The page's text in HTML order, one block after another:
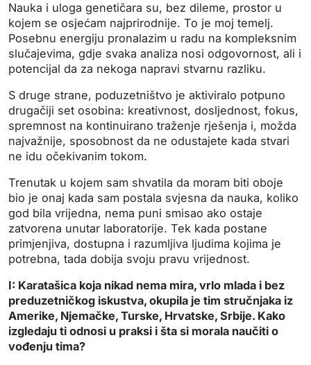
Nauka i uloga genetičara su, bez dileme, prostor u
kojem se osjećam najprirodnije. To je moj temelj.
Posebnu energiju pronalazim u radu na kompleksnim
slučajevima, gdje svaka analiza nosi odgovornost, ali i
potencijal da za nekoga napravi stvarnu razliku.
S druge strane, poduzetništvo je aktiviralo potpuno
drugačiji set osobina: kreativnost, dosljednost, fokus,
spremnost na kontinuirano traženje rješenja i, možda
najvažnije, sposobnost da ne odustajete kada stvari
ne idu očekivanim tokom.
Trenutak u kojem sam shvatila da moram biti oboje
bio je onaj kada sam postala svjesna da nauka, koliko
god bila vrijedna, nema puni smisao ako ostaje
zatvorena unutar laboratorije. Tek kada postane
primjenjiva, dostupna i razumljiva ljudima kojima je
potrebna, tada dobija svoju pravu vrijednost.
I: Karatašica koja nikad nema mira, vrlo mlada i bez
preduzetničkog iskustva, okupila je tim stručnjaka iz
Amerike, Njemačke, Turske, Hrvatske, Srbije. Kako
izgledaju ti odnosi u praksi i šta si morala naučiti o
vođenju tima?